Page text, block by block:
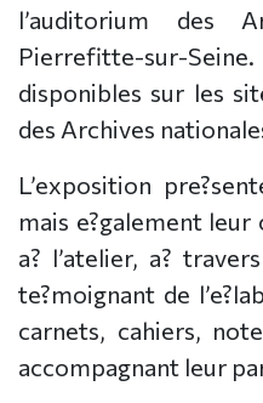
l’auditorium des
Pierrefitte-sur-
disponibles sur les
des Archives
L’exposition
mais e?galement
a? l’atelier, a?
te?moignant de
carnets, cahiers,
accompagnant leur